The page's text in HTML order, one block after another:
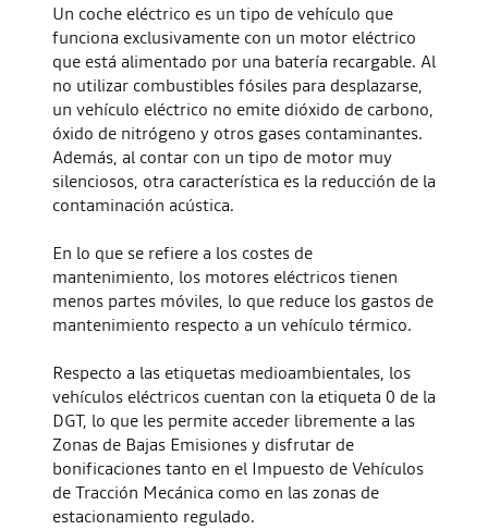
Un coche eléctrico es un tipo de vehículo que
funciona exclusivamente con un motor eléctrico
que está alimentado por una batería recargable. Al
no utilizar combustibles fósiles para desplazarse,
un vehículo eléctrico no emite dióxido de carbono,
óxido de nitrógeno y otros gases contaminantes.
Además, al contar con un tipo de motor muy
silenciosos, otra característica es la reducción de la
contaminación acústica.
En lo que se refiere a los costes de
mantenimiento, los motores eléctricos tienen
menos partes móviles, lo que reduce los gastos de
mantenimiento respecto a un vehículo térmico.
Respecto a las etiquetas medioambientales, los
vehículos eléctricos cuentan con la etiqueta 0 de la
DGT, lo que les permite acceder libremente a las
Zonas de Bajas Emisiones y disfrutar de
bonificaciones tanto en el Impuesto de Vehículos
de Tracción Mecánica como en las zonas de
estacionamiento regulado.